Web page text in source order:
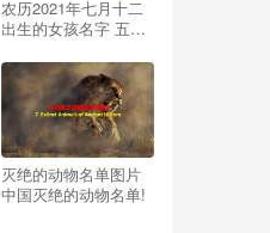
农历2021年七月十二
出生的女孩名字 五行
灭绝的动物名单图片
中国灭绝的动物名单!